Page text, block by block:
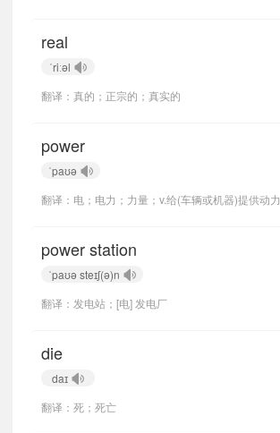
real
ˈriːəl
翻译：真的；正宗的；真实的
power
ˈpaʊə
翻译：电；电力；力量；v.给(车辆或机器)提供动力
power station
ˈpaʊə steɪʃ(ə)n
翻译：发电站；[电] 发电厂
die
daɪ
翻译：死；死亡